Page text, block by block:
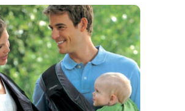
Ajouter au panier